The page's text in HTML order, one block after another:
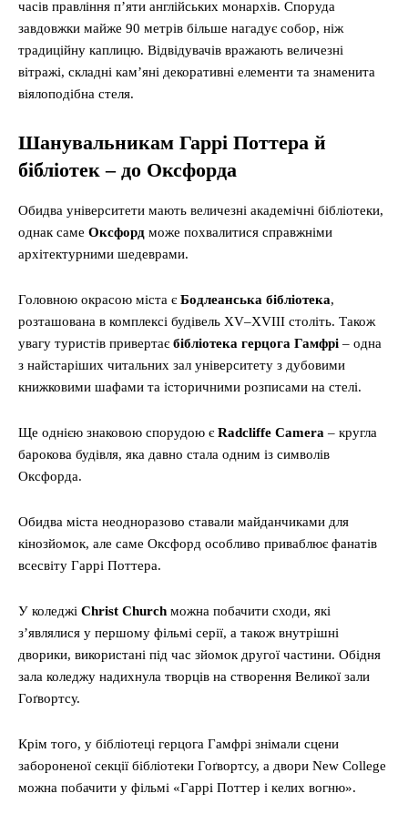
часів правління п’яти англійських монархів. Споруда
завдовжки майже 90 метрів більше нагадує собор, ніж
традиційну каплицю. Відвідувачів вражають величезні
вітражі, складні кам’яні декоративні елементи та знаменита
віялоподібна стеля.
Шанувальникам Гаррі Поттера й
бібліотек – до Оксфорда
Обидва університети мають величезні академічні бібліотеки,
однак саме Оксфорд може похвалитися справжніми
архітектурними шедеврами.
Головною окрасою міста єБодлеанська бібліотека,
розташована в комплексі будівель XV–XVIII століть. Також
увагу туристів привертаєбібліотека герцога Гамфрі – одна
з найстаріших читальних зал університету з дубовими
книжковими шафами та історичними розписами на стелі.
Ще однією знаковою спорудою єRadcliffe Camera – кругла
барокова будівля, яка давно стала одним із символів
Оксфорда.
Обидва міста неодноразово ставали майданчиками для
кінозйомок, але саме Оксфорд особливо приваблює фанатів
всесвіту Гаррі Поттера.
У коледжі Christ Church можна побачити сходи, які
з’являлися у першому фільмі серії, а також внутрішні
дворики, використані під час зйомок другої частини. Обідня
зала коледжу надихнула творців на створення Великої зали
Гоґвортсу.
Крім того, у бібліотеці герцога Гамфрі знімали сцени
забороненої секції бібліотеки Гоґвортсу, а двори New College
можна побачити у фільмі «Гаррі Поттер і келих вогню».